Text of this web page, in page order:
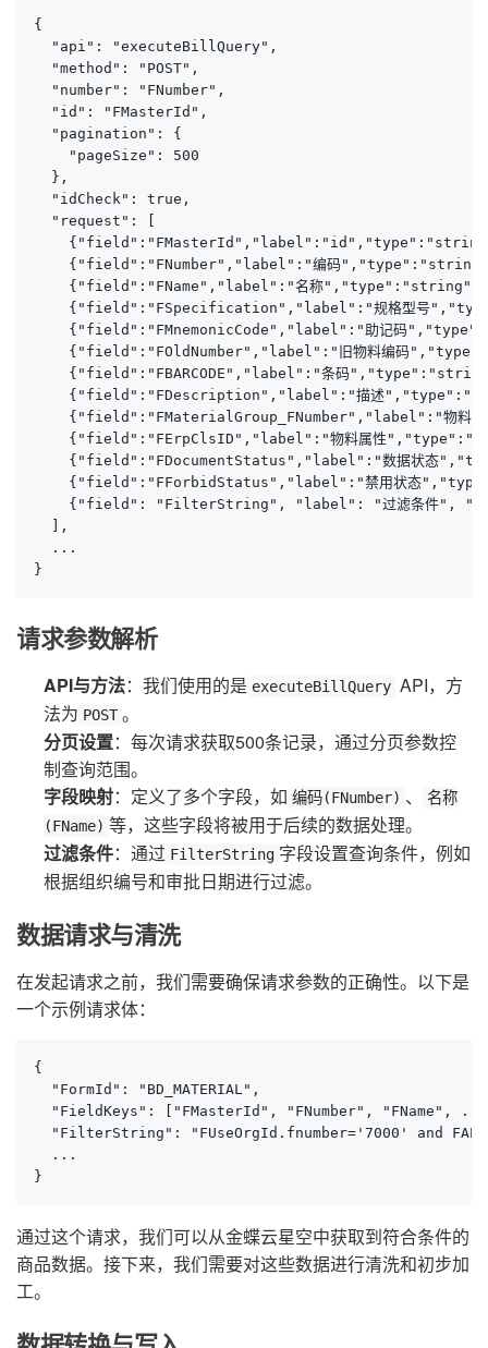
{
  "api": "executeBillQuery",
  "method": "POST",
  "number": "FNumber",
  "id": "FMasterId",
  "pagination": {
    "pageSize": 500
  },
  "idCheck": true,
  "request": [
{"field":"FNumber","label":"编码
{"field":"FName","label":"名称
{"field":"FSpecification","label":"规格型号
{"field":"FMnemonicCode","label":"助记码
{"field":"FOldNumber","label":"旧物料编码
{"field":"FBARCODE","label":"条码
{"field":"FDescription","label":"描述
{"field":"FMaterialGroup_FNumber","label":"物料
{"field":"FErpClsID","label":"物料属性
{"field":"FDocumentStatus","label":"数据状态
{"field":"FForbidStatus","label":"禁用状态
{"field": "FilterString", "label": "过滤条件",
  ],
  ...
}
请求参数解析
API与方法：我们使用的是 executeBillQuery API，方
法为 POST 。
分页设置：每次请求获取500条记录，通过分页参数控
制查询范围。
字段映射：定义了多个字段，如 编码(FNumber) 、
名称
(FName) 等，这些字段将被用于后续的数据处理。
过滤条件：通过 FilterString 字段设置查询条件，例如
根据组织编号和审批日期进行过滤。
数据请求与清洗
在发起请求之前，我们需要确保请求参数的正确性。以下是
一个示例请求体：
{
  "FormId": "BD_MATERIAL",
"FieldKeys": ["FMasterId", "FNumber", "FName",
"FilterString": "FUseOrgId.fnumber='7000' and
  ...
}
通过这个请求，我们可以从金蝶云星空中获取到符合条件的
商品数据。接下来，我们需要对这些数据进行清洗和初步加
工。